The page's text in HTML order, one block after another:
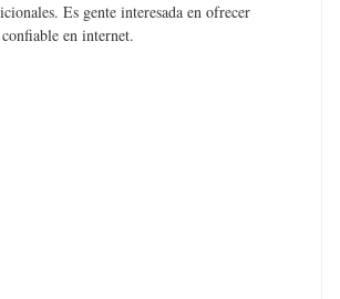
Es gente interesada en ofrecer
en internet.